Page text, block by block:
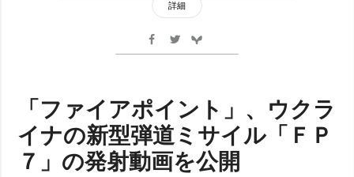
詳細
「ファイアポイント」、ウクラ
イナの新型弾道ミサイル「ＦＰ
７」の発射動画を公開